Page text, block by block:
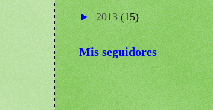
►2013(15)
Mis seguidores